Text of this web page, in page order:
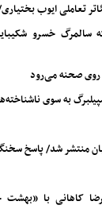
تعاملی ایوب
۲۸ تیری که سالمرگ خسرو
روی صحنه می‌رود
به سوی
منتشر شد/ پاسخ
کاهانی با «بهشت